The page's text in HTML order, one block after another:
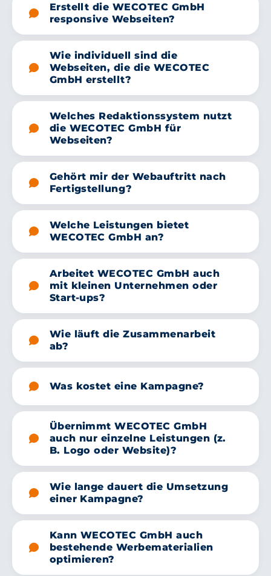
Erstellt die WECOTEC GmbH
responsive Webseiten?
Wie individuell sind die
Webseiten, die die WECOTEC
GmbH erstellt?
Welches Redaktionssystem nutzt
die WECOTEC GmbH für
Webseiten?
Gehört mir der Webauftritt nach
Fertigstellung?
Welche Leistungen bietet
WECOTEC GmbH an?
Arbeitet WECOTEC GmbH auch
mit kleinen Unternehmen oder
Start-ups?
Wie läuft die Zusammenarbeit
ab?
Was kostet eine Kampagne?
Übernimmt WECOTEC GmbH
auch nur einzelne Leistungen (z.
B. Logo oder Website)?
Wie lange dauert die Umsetzung
einer Kampagne?
Kann WECOTEC GmbH auch
bestehende Werbematerialien
optimieren?